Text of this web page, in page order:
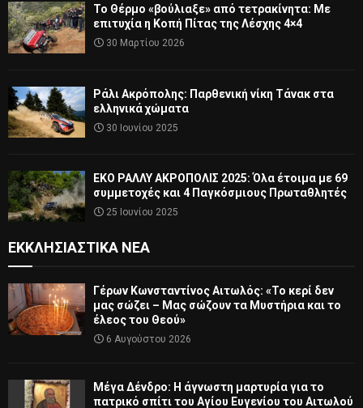
Το Θέρμο «βούλιαξε» από τετρακίνητα: Με
επιτυχία η Κοπή Πίτας της Λέσχης 4×4
30 Μαρτίου 2026
Ράλι Ακρόπολης: Παρθενική νίκη Τάνακ στα
ελληνικά χώματα
30 Ιουνίου 2025
ΕΚΟ ΡΑΛΛΥ ΑΚΡΟΠΟΛΙΣ 2025: Όλα έτοιμα με 69
συμμετοχές και 4 Παγκόσμιους Πρωταθλητές
25 Ιουνίου 2025
ΕΚΚΛΗΣΙΑΣΤΙΚΆ ΝΈΑ
Γέρων Κωνσταντίνος Αιτωλός: «Το κερί δεν
μας σώζει – Μας σώζουν τα Μυστήρια και το
έλεος του Θεού»
6 Αυγούστου 2026
Μέγα Δένδρο: Η άγνωστη μαρτυρία για το
πατρικό σπίτι του Αγίου Ευγενίου του Αιτωλού